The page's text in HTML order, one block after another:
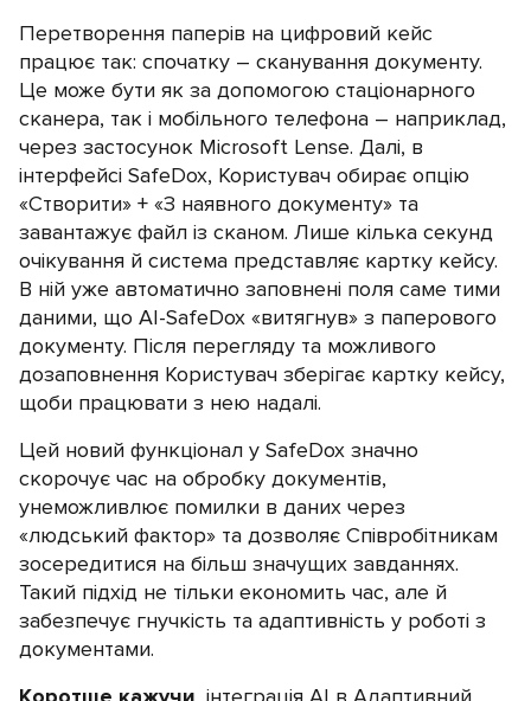
Перетворення паперів на цифровий кейс
працює так: спочатку – сканування документу.
Це може бути як за допомогою стаціонарного
сканера, так і мобільного телефона – наприклад,
через застосунок Microsoft Lense. Далі, в
інтерфейсі SafeDox, Користувач обирає опцію
«Створити» + «З наявного документу» та
завантажує файл із сканом. Лише кілька секунд
очікування й система представляє картку кейсу.
В ній уже автоматично заповнені поля саме тими
даними, що АІ-SafeDox «витягнув» з паперового
документу. Після перегляду та можливого
дозаповнення Користувач зберігає картку кейсу,
щоби працювати з нею надалі.
Цей новий функціонал у SafeDox значно
скорочує час на обробку документів,
унеможливлює помилки в даних через
«людський фактор» та дозволяє Співробітникам
зосередитися на більш значущих завданнях.
Такий підхід не тільки економить час, але й
забезпечує гнучкість та адаптивність у роботі з
документами.
Коротше кажучи , інтеграція АІ в Адаптивний